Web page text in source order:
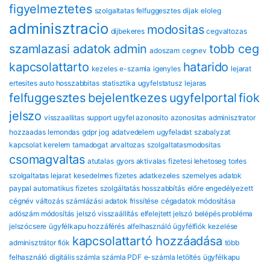
figyelmeztetes szolgaltatas felfuggesztes dijak eloleg
adminisztracio dijbekeres modositas cegvaltozas
szamlazasi adatok admin adoszam cegnev tobb ceg
kapcsolattarto kezeles e-szamla igenyles hatarido lejarat
ertesites auto hosszabbitas statisztika ugyfelstatusz lejaras
felfuggesztes bejelentkezes ugyfelportalfiok
jelszo visszaallitas support ugyfel azonosito azonositas adminisztrator
hozzaadas lemondas gdpr jog adatvedelem ugyfeladat szabalyzat
kapcsolat kerelem tamadogat arvaltozas szolgaltatasmodositas
csomagvaltas atutalas gyors aktivalas fizetesi lehetoseg torles
szolgaltatas lejarat kesedelmes fizetes adatkezeles szemelyes adatok
paypal automatikus fizetes szolgáltatás hosszabbítás előre engedélyezett
cégnév változás számlázási adatok frissítése cégadatok módosítása
adószám módosítás jelszó visszaállítás elfelejtett jelszó belépés probléma
jelszócsere ügyfélkapu hozzáférés alfelhasználó ügyfélfiók kezelése
adminisztrátor fiók kapcsolattartó hozzáadása több
felhasználó digitális számla számla PDF e-számla letöltés ügyfélkapu